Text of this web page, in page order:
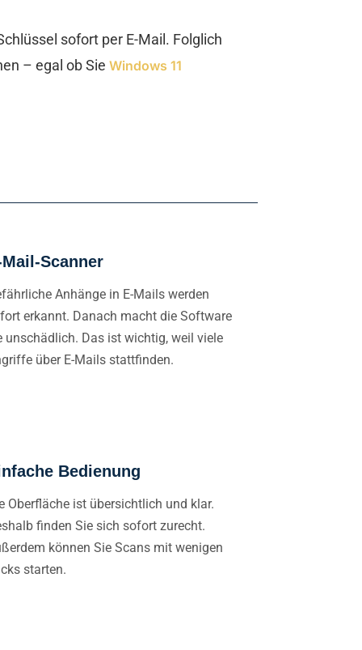
sofort per E-Mail. Folglich
– egal ob Sie Windows 11
Scanner
Anhänge in E-Mails werden
erkannt. Danach macht die Software
unschädlich. Das ist wichtig, weil viele
über E-Mails stattfinden.
Bedienung
Oberfläche ist übersichtlich und klar.
finden Sie sich sofort zurecht.
können Sie Scans mit wenigen
starten.